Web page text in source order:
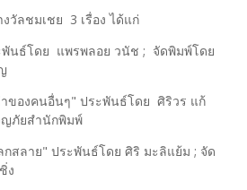
วัลชมเชย 3 เรื่อง ได้แก่
พันธ์โดย แพรพลอย วนัช ; จัดพิมพ์โดย
าของคนอื่นๆ" ประพันธ์โดย ศิริวร แก้
ภัยสำนักพิมพ์
กสลาย" ประพันธ์โดย ศิริ มะลิแย้ม ; จัด
ง